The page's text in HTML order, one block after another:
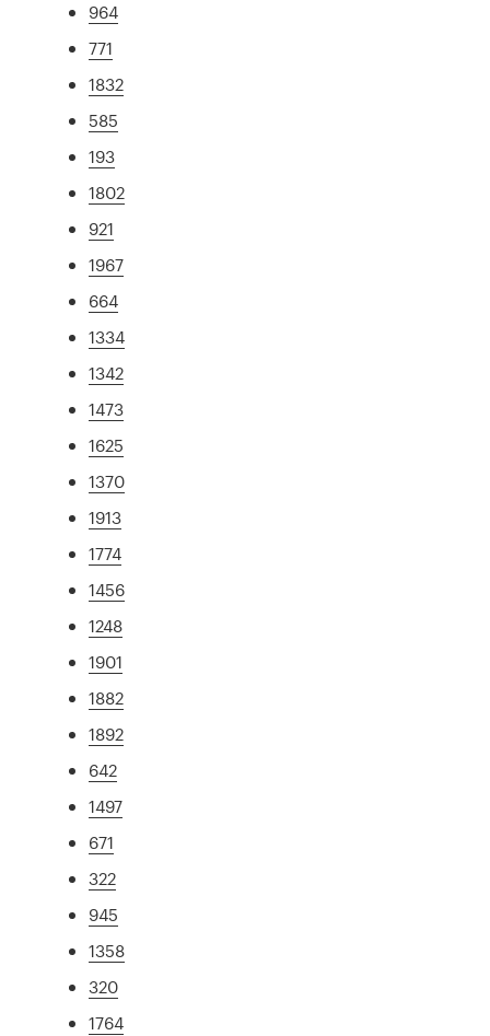
964
771
1832
585
193
1802
921
1967
664
1334
1342
1473
1625
1370
1913
1774
1456
1248
1901
1882
1892
642
1497
671
322
945
1358
320
1764